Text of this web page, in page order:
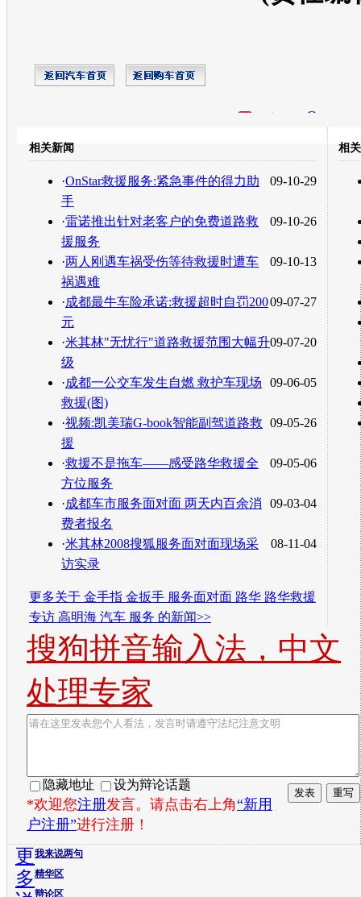
转发至：
相关新闻
09-10-29
·OnStar救援服务:紧急事件的得力助
手
09-10-26
·雷诺推出针对老客户的免费道路救
援服务
09-10-13
·两人刚遇车祸受伤等待救援时遭车
祸遇难
09-07-27
·成都最牛车险承诺:救援超时自罚200
元
09-07-20
·米其林"无忧行"道路救援范围大幅升
级
09-06-05
·成都一公交车发生自燃 救护车现场
救援(图)
09-05-26
·视频:凯美瑞G-book智能副驾道路救
援
09-05-06
·救援不是拖车——感受路华救援全
方位服务
09-03-04
·成都车市服务面对面 两天内百余消
费者报名
08-11-04
·米其林2008搜狐服务面对面现场采
访实录
更多关于 金手指 金扳手 服务面对面 路华 路华救援
专访 高明海 汽车 服务 的新闻>>
相
搜狗拼音输入法，中文
处理专家
隐藏地址 设为辩论话题
*欢迎您注册发言。请点击右上角“新用
户注册”进行注册！
我来说两句
精华区
辩论区
更
多